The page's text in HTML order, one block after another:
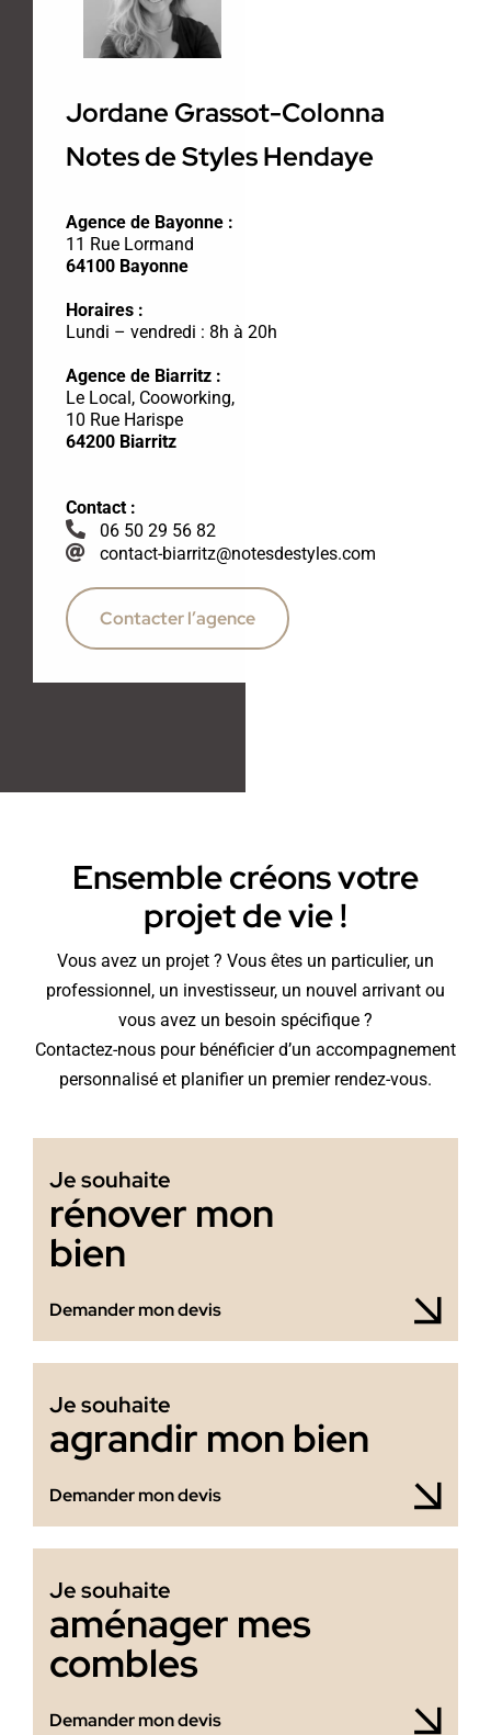
Jordane Grassot-Colonna
Notes de Styles Hendaye
Agence de Bayonne :
11 Rue Lormand
64100 Bayonne
Horaires :
Lundi – vendredi : 8h à 20h
Agence de Biarritz :
Le Local, Cooworking,
10 Rue Harispe
64200 Biarritz
Contact :
06 50 29 56 82
contact-biarritz@notesdestyles.com
Contacter l’agence
Ensemble créons votre
projet de vie !
Vous avez un projet ? Vous êtes un particulier, un
professionnel, un investisseur, un nouvel arrivant ou
vous avez un besoin spécifique ?
Contactez-nous pour bénéficier d’un accompagnement
personnalisé et planifier un premier rendez-vous.
Je souhaite
rénover mon
bien
Demander mon devis
Je souhaite
agrandir mon bien
Demander mon devis
Je souhaite
aménager mes
combles
Demander mon devis